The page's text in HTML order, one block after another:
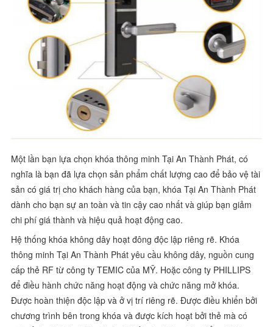
Một lần bạn lựa chọn khóa thông minh Tại An Thành Phát, có
nghĩa là bạn đã lựa chọn sản phẩm chất lượng cao để bảo vệ tài
sản có giá trị cho khách hàng của bạn, khóa Tại An Thành Phát
dành cho bạn sự an toàn và tin cậy cao nhất và giúp bạn giảm
chi phí giá thành và hiệu quả hoạt động cao.
Hệ thống khóa không dây hoạt đông độc lập riêng rẽ. Khóa
thông minh Tại An Thành Phát yêu cầu không dây, nguồn cung
cấp thẻ RF từ công ty TEMIC của MỸ. Hoặc công ty PHILLIPS
để điều hành chức năng hoạt động và chức năng mở khóa.
Được hoàn thiện độc lập và ở vị trí riêng rẽ. Được điều khiển bởi
chương trình bên trong khóa và được kích hoạt bởi thẻ mà có